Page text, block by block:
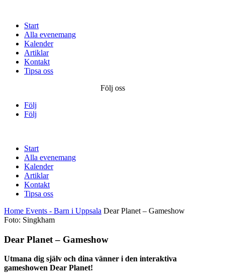
Start
Alla evenemang
Kalender
Artiklar
Kontakt
Tipsa oss
Följ oss
Följ
Följ
Start
Alla evenemang
Kalender
Artiklar
Kontakt
Tipsa oss
Home Events - Barn i Uppsala Dear Planet – Gameshow
Foto: Singkham
Dear Planet – Gameshow
Utmana dig själv och dina vänner i den interaktiva
gameshowen Dear Planet!